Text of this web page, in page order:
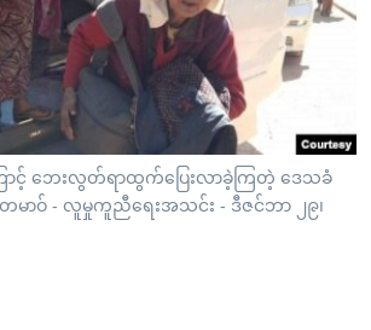
ား
းာင့် ဘေးလွတ်ရာထွက်ပြေးလာခဲ့ကြတဲ့ ဒေသခံ
မာဝ် - လူမှုကူညီရေးအသင်း - ဒီဇင်ဘာ ၂၉၊